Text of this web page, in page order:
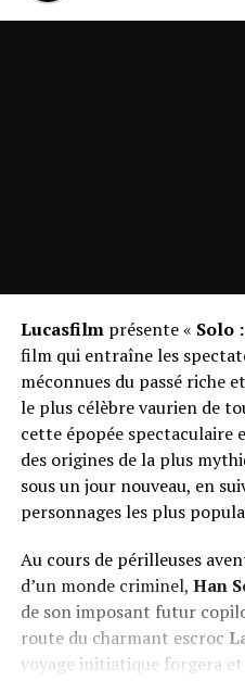
Lucasfilmprésente « Solo
film qui entraîne les
méconnues du passé riche
le plus célèbre vaurien de
cette épopée spectaculaire
des origines de la plus
sous un jour nouveau, en
personnages les plus
Au cours de périlleuses
d’un monde criminel, Han
de son imposant futur
route du charmant escroc
voyage initiatique forgera